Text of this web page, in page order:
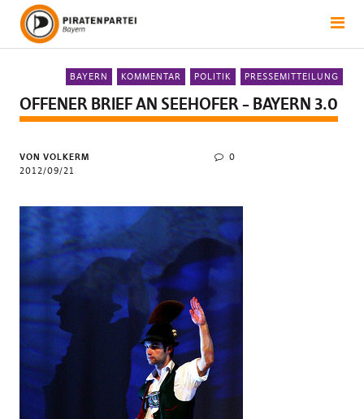
BAYERN KOMMENTAR POLITIK PRESSEMITTEILUNG
OFFENER BRIEF AN SEEHOFER – BAYERN 3.0
VON VOLKERM
2012/09/21
0